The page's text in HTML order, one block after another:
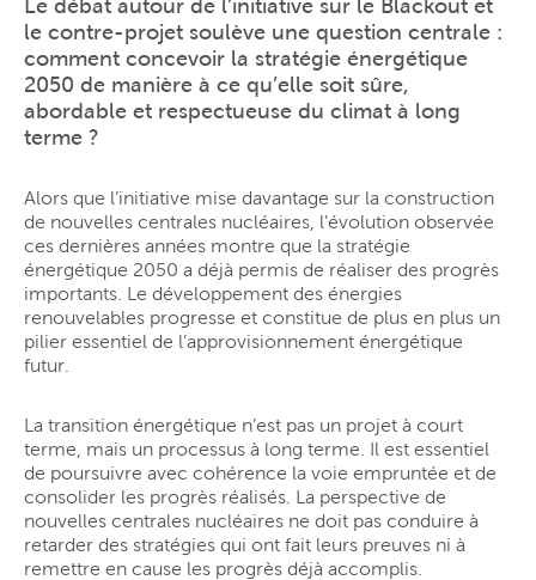
Le débat autour de l’initiative sur le Blackout et
le contre-projet soulève une question centrale :
comment concevoir la stratégie énergétique
2050 de manière à ce qu’elle soit sûre,
abordable et respectueuse du climat à long
terme ?
Alors que l’initiative mise davantage sur la construction
de nouvelles centrales nucléaires, l’évolution observée
ces dernières années montre que la stratégie
énergétique 2050 a déjà permis de réaliser des progrès
importants. Le développement des énergies
renouvelables progresse et constitue de plus en plus un
pilier essentiel de l’approvisionnement énergétique
futur.
La transition énergétique n’est pas un projet à court
terme, mais un processus à long terme. Il est essentiel
de poursuivre avec cohérence la voie empruntée et de
consolider les progrès réalisés. La perspective de
nouvelles centrales nucléaires ne doit pas conduire à
retarder des stratégies qui ont fait leurs preuves ni à
remettre en cause les progrès déjà accomplis.